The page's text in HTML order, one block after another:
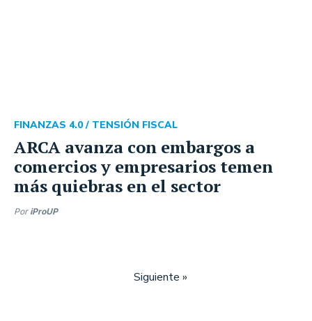
ARCA avanza con embargos a
comercios y empresarios temen
más quiebras en el sector
FINANZAS 4.0 / TENSIÓN FISCAL
Por iProUP
Siguiente »